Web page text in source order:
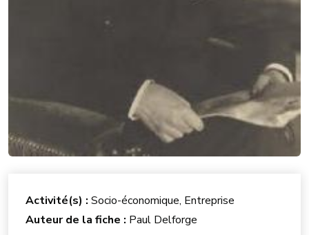
Activité(s) : Socio-économique, Entreprise
Auteur de la fiche : Paul Delforge